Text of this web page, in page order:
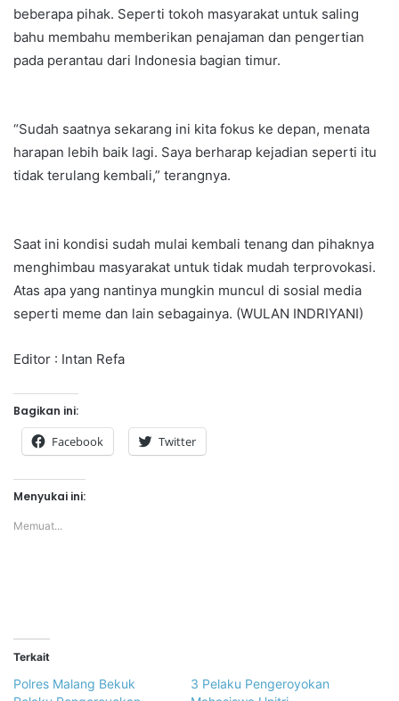
beberapa pihak. Seperti tokoh masyarakat untuk saling
bahu membahu memberikan penajaman dan pengertian
pada perantau dari Indonesia bagian timur.
“Sudah saatnya sekarang ini kita fokus ke depan, menata
harapan lebih baik lagi. Saya berharap kejadian seperti itu
tidak terulang kembali,” terangnya.
Saat ini kondisi sudah mulai kembali tenang dan pihaknya
menghimbau masyarakat untuk tidak mudah terprovokasi.
Atas apa yang nantinya mungkin muncul di sosial media
seperti meme dan lain sebagainya. (WULAN INDRIYANI)
Editor : Intan Refa
Bagikan ini:
Facebook Twitter
Menyukai ini:
Memuat...
Terkait
Polres Malang Bekuk
3 Pelaku Pengeroyokan